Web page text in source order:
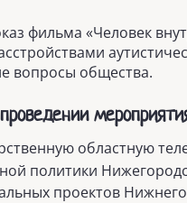
фильма «Человек
вопросы общества.
областную
политики
проектов